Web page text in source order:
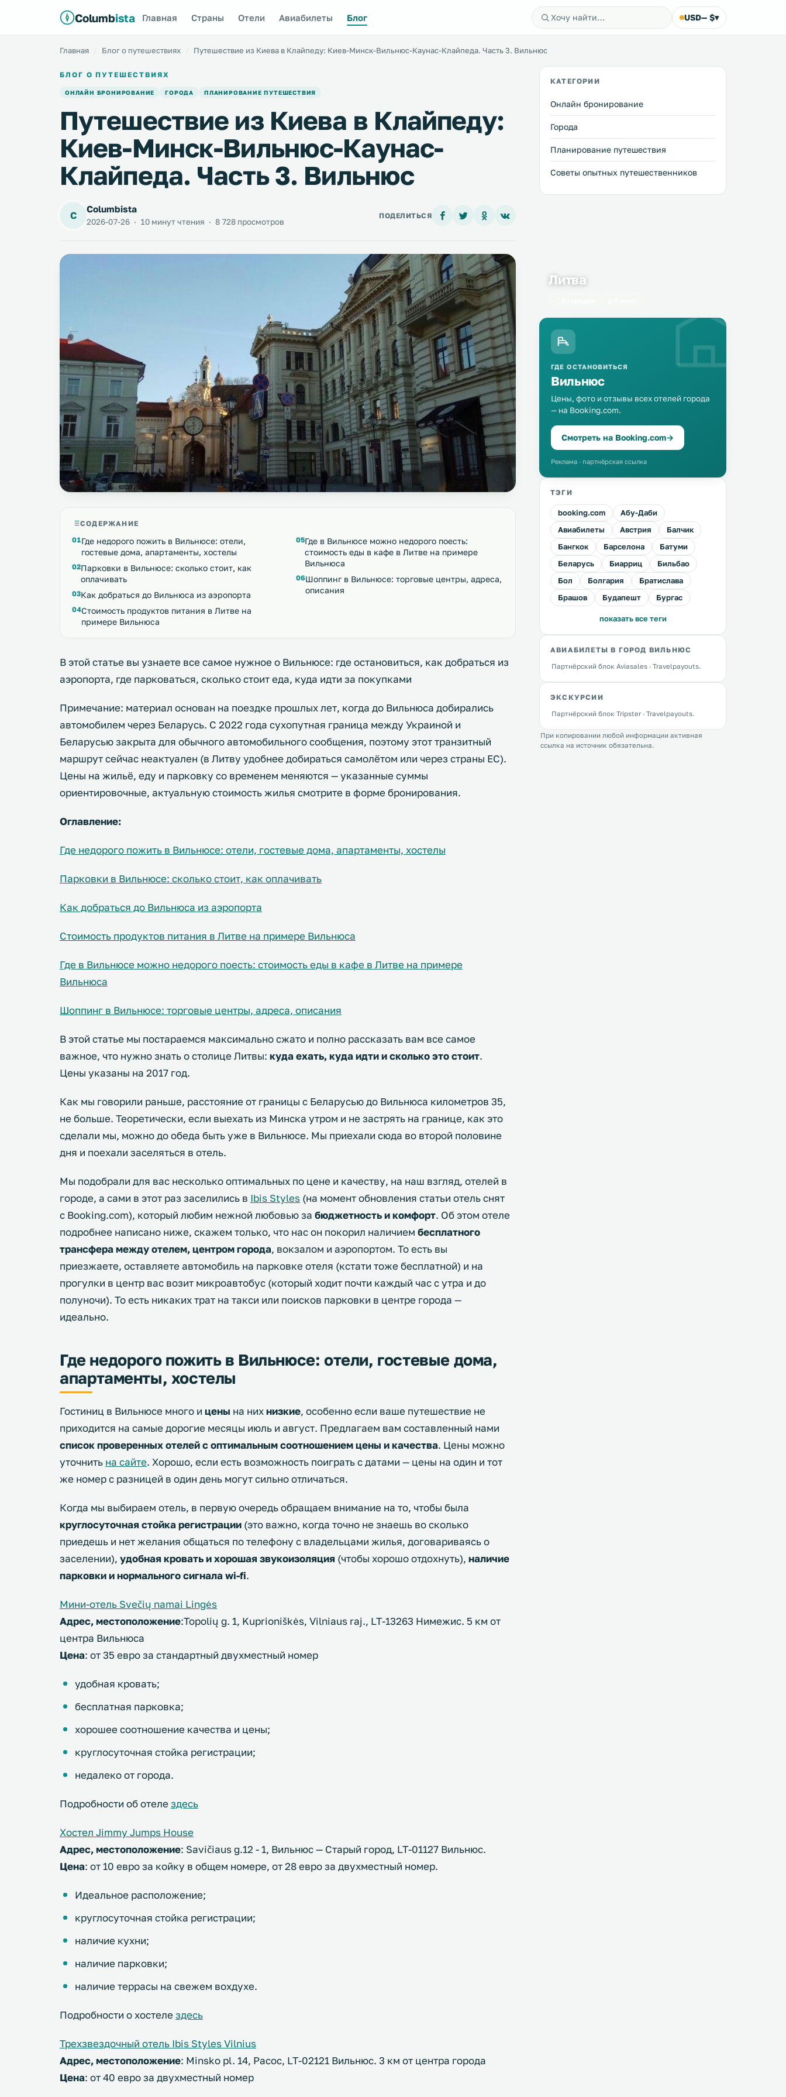
Columbista Главная Страны Отели Авиабилеты Блог USD— $▾
Главная Блог о путешествиях Путешествие из Киева в Клайпеду: Киев-Минск-Вильнюс-Каунас-Клайпеда. Часть 3. Вильнюс
БЛОГ О ПУТЕШЕСТВИЯХ
ОНЛАЙН БРОНИРОВАНИЕ ГОРОДА ПЛАНИРОВАНИЕ ПУТЕШЕСТВИЯ
Путешествие из Киева в Клайпеду:
Киев-Минск-Вильнюс-Каунас-
Клайпеда. Часть 3. Вильнюс
C
Columbista
2026-07-26 · 10 минут чтения · 8 728 просмотров
ПОДЕЛИТЬСЯ
СОДЕРЖАНИЕ
Где недорого пожить в Вильнюсе: отели,
гостевые дома, апартаменты, хостелы
Парковки в Вильнюсе: сколько стоит, как
оплачивать
Как добраться до Вильнюса из аэропорта
Стоимость продуктов питания в Литве на
примере Вильнюса
Где в Вильнюсе можно недорого поесть:
стоимость еды в кафе в Литве на примере
Вильнюса
Шоппинг в Вильнюсе: торговые центры, адреса,
описания
В этой статье вы узнаете все самое нужное о Вильнюсе: где остановиться, как добраться из
аэропорта, где парковаться, сколько стоит еда, куда идти за покупками
Примечание: материал основан на поездке прошлых лет, когда до Вильнюса добирались
автомобилем через Беларусь. С 2022 года сухопутная граница между Украиной и
Беларусью закрыта для обычного автомобильного сообщения, поэтому этот транзитный
маршрут сейчас неактуален (в Литву удобнее добираться самолётом или через страны ЕС).
Цены на жильё, еду и парковку со временем меняются — указанные суммы
ориентировочные, актуальную стоимость жилья смотрите в форме бронирования.
Оглавление:
Где недорого пожить в Вильнюсе: отели, гостевые дома, апартаменты, хостелы
Парковки в Вильнюсе: сколько стоит, как оплачивать
Как добраться до Вильнюса из аэропорта
Стоимость продуктов питания в Литве на примере Вильнюса
Где в Вильнюсе можно недорого поесть: стоимость еды в кафе в Литве на примере
Вильнюса
Шоппинг в Вильнюсе: торговые центры, адреса, описания
В этой статье мы постараемся максимально сжато и полно рассказать вам все самое
важное, что нужно знать о столице Литвы: куда ехать, куда идти и сколько это стоит.
Цены указаны на 2017 год.
Как мы говорили раньше, расстояние от границы с Беларусью до Вильнюса километров 35,
не больше. Теоретически, если выехать из Минска утром и не застрять на границе, как это
сделали мы, можно до обеда быть уже в Вильнюсе. Мы приехали сюда во второй половине
дня и поехали заселяться в отель.
Мы подобрали для вас несколько оптимальных по цене и качеству, на наш взгляд, отелей в
городе, а сами в этот раз заселились в Ibis Styles (на момент обновления статьи отель снят
с Booking.com), который любим нежной любовью за бюджетность и комфорт. Об этом отеле
подробнее написано ниже, скажем только, что нас он покорил наличием бесплатного
трансфера между отелем, центром города, вокзалом и аэропортом. То есть вы
приезжаете, оставляете автомобиль на парковке отеля (кстати тоже бесплатной) и на
прогулки в центр вас возит микроавтобус (который ходит почти каждый час с утра и до
полуночи). То есть никаких трат на такси или поисков парковки в центре города —
идеально.
Где недорого пожить в Вильнюсе: отели, гостевые дома,
апартаменты, хостелы
Гостиниц в Вильнюсе много и цены на нихнизкие, особенно если ваше путешествие не
приходится на самые дорогие месяцы июль и август. Предлагаем вам составленный нами
список проверенных отелей с оптимальным соотношением цены и качества. Цены можно
уточнить на сайте. Хорошо, если есть возможность поиграть с датами — цены на один и тот
же номер с разницей в один день могут сильно отличаться.
Когда мы выбираем отель, в первую очередь обращаем внимание на то, чтобы была
круглосуточная стойка регистрации (это важно, когда точно не знаешь во сколько
приедешь и нет желания общаться по телефону с владельцами жилья, договариваясь о
заселении), удобная кровать и хорошая звукоизоляция (чтобы хорошо отдохнуть), наличие
парковки и нормального сигнала wi-fi.
Мини-отель Svečių namai Lingės
Адрес, местоположение:Topolių g. 1, Kuprioniškės, Vilniaus raj., LT-13263 Нимежис. 5 км от
центра Вильнюса
Цена: от 35 евро за стандартный двухместный номер
удобная кровать;
бесплатная парковка;
хорошее соотношение качества и цены;
круглосуточная стойка регистрации;
недалеко от города.
Подробности об отеле здесь
Хостел Jimmy Jumps House
Адрес, местоположение: Savičiaus g.12 - 1, Вильнюс — Старый город, LT-01127 Вильнюс.
Цена: от 10 евро за койку в общем номере, от 28 евро за двухместный номер.
Идеальное расположение;
круглосуточная стойка регистрации;
наличие кухни;
наличие парковки;
наличие террасы на свежем вохдухе.
Подробности о хостеле здесь
Трехзвездочный отель Ibis Styles Vilnius
Адрес, местоположение: Minsko pl. 14, Расос, LT-02121 Вильнюс. 3 км от центра города
Цена: от 40 евро за двухместный номер
КАТЕГОРИИ
Онлайн бронирование
Города
Планирование путешествия
Советы опытных путешественников
Литва
ГДЕ ОСТАНОВИТЬСЯ
Вильнюс
Цены, фото и отзывы всех отелей города
— на Booking.com.
Смотреть на Booking.com→
Реклама · партнёрская ссылка
ТЭГИ
booking.com
Абу-Даби
Авиабилеты
Австрия
Балчик
Бангкок
Барселона
Батуми
Беларусь
Биарриц
Бильбао
Бол
Болгария
Братислава
Брашов
Будапешт Бургас
показать все теги
АВИАБИЛЕТЫ В ГОРОД ВИЛЬНЮС
Партнёрский блок Aviasales · Travelpayouts.
ЭКСКУРСИИ
Партнёрский блок Tripster · Travelpayouts.
При копировании любой информации активная
ссылка на источник обязательна.